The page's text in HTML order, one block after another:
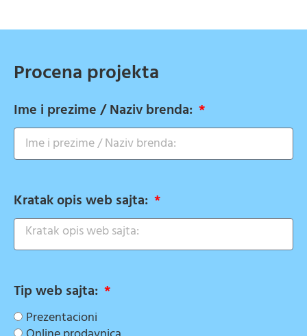
Procena projekta
Ime i prezime / Naziv brenda:
Kratak opis web sajta:
Tip web sajta:
Prezentacioni